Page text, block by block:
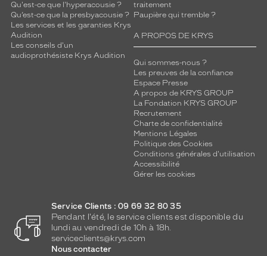
Qu'est-ce que l'hyperacousie ?
Qu’est-ce que la presbyacousie ?
Les services et les garanties Krys
Audition
Les conseils d'un
audioprothésiste Krys Audition
traitement
Paupière qui tremble ?
A PROPOS DE KRYS
Qui sommes-nous ?
Les preuves de la confiance
Espace Presse
A propos de KRYS GROUP
La Fondation KRYS GROUP
Recrutement
Charte de confidentialité
Mentions Légales
Politique des Cookies
Conditions générales d'utilisation
Accessibilité
Gérer les cookies
Service Clients : 09 69 32 80 35
Pendant l'été, le service clients est disponible du
lundi au vendredi de 10h à 18h.
serviceclients@krys.com
Nous contacter